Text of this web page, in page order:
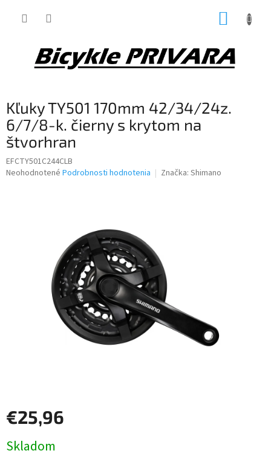
Kľuky TY501 170mm 42/34/24z.
6/7/8-k. čierny s krytom na
štvorhran
EFCTY501C244CLB
Priemerné
Neohodnotené Podrobnosti hodnotenia Značka: Shimano
€25,96
cena:
Skladom